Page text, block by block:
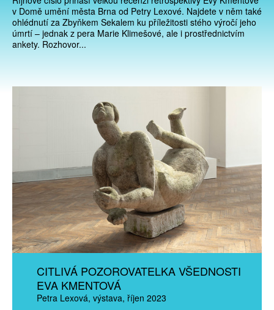
v Domě umění města Brna od Petry Lexové. Najdete v něm také
ohlédnutí za Zbyňkem Sekalem ku příležitosti stého výročí jeho
úmrtí – jednak z pera Marie Klimešové, ale i prostřednictvím
ankety. Rozhovor...
CITLIVÁ POZOROVATELKA VŠEDNOSTI
EVA KMENTOVÁ
Petra Lexová výstava říjen 2023